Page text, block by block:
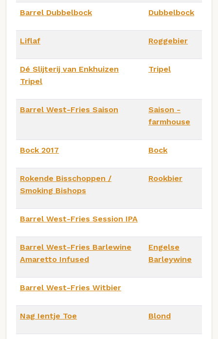
Barrel Dubbelbock Dubbelbock
Liflaf Roggebier
Dé Slijterij van Enkhuizen
Tripel
Tripel
Barrel West-Fries Saison
Saison -
farmhouse
Bock 2017 Bock
Rokende Bisschoppen /
Smoking Bishops
Rookbier
Barrel West-Fries Session IPA
Barrel West-Fries Barlewine
Amaretto Infused
Engelse
Barleywine
Barrel West-Fries Witbier
Nag Ientje Toe Blond